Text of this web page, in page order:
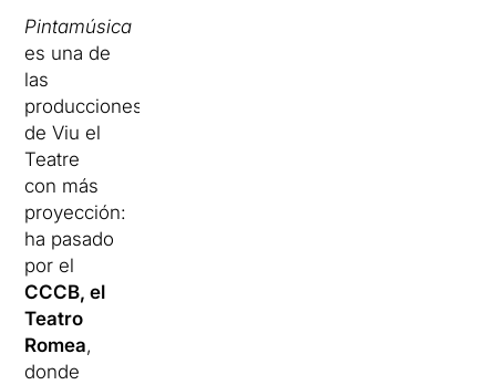
Pintamúsica
es una de
las
producciones
de Viu el
Teatre
con más
proyección:
ha pasado
por el
CCCB, el
Teatro
Romea,
donde